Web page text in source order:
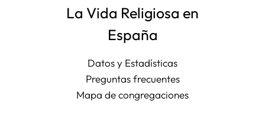
La Vida Religiosa en
España
Datos y Estadísticas
Preguntas frecuentes
Mapa de congregaciones